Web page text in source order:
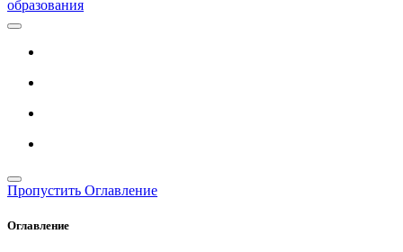
образования
Пропустить Оглавление
Оглавление